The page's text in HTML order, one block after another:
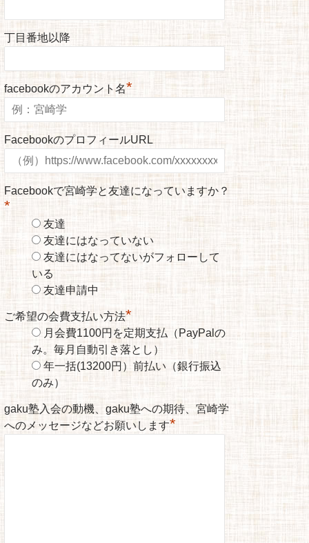
丁目番地以降
facebookのアカウント名*
FacebookのプロフィールURL
Facebookで宮崎学と友達になっていますか？
*
友達
友達にはなっていない
友達にはなってないがフォローして
いる
友達申請中
ご希望の会費支払い方法*
月会費1100円を定期支払（PayPalの
み。毎月自動引き落とし）
年一括(13200円）前払い（銀行振込
のみ）
gaku塾入会の動機、gaku塾への期待、宮崎学
へのメッセージなどお願いします*